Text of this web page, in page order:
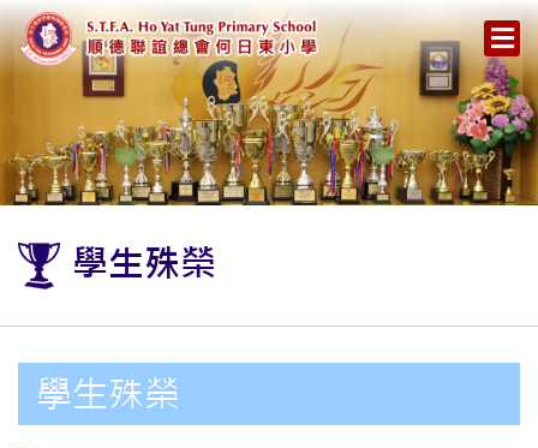
學生殊榮
學生殊榮